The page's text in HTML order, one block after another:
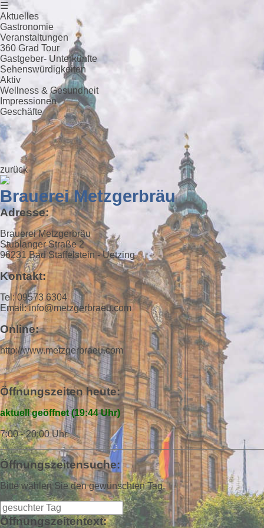
☰
Aktuelles
Gastronomie
Veranstaltungen
360 Grad Tour
Gastgeber- Unterkünfte
Sehenswürdigkeiten
Aktiv
Wellness & Gesundheit
Impressionen
Geschäfte
zurück
Brauerei Metzgerbräu
Adresse:
Brauerei Metzgerbräu
Stublanger Straße 2
96231 Bad Staffelstein - Uetzing
Kontakt:
Tel: 09573 6304
Email: info@metzgerbraeu.com
Online:
http://www.metzgerbraeu.com
Öffnungszeiten heute:
aktuell geöffnet (19:44 Uhr)
7:00 - 20:00 Uhr
Öffnungszeitensuche:
Bitte wählen Sie den gewünschten Tag.
Öffnungszeitentext: